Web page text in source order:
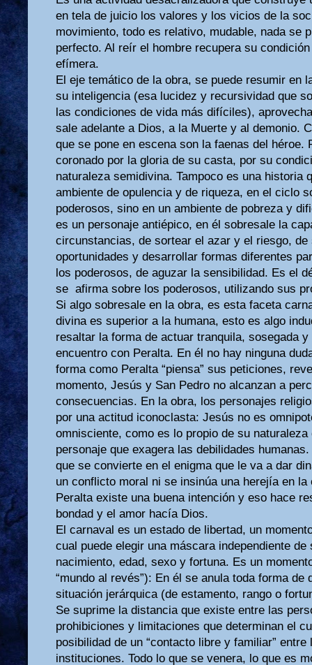
en tela de juicio los valores y los vicios de la
movimiento, todo es relativo, mudable, nada se
perfecto. Al reír el hombre recupera su
efímera.
El eje temático de la obra, se puede resumir en
su inteligencia (esa lucidez y recursividad que
las condiciones de vida más difíciles),
sale adelante a Dios, a la Muerte y al demonio.
que se pone en escena son la faenas del héroe.
coronado por la gloria de su casta, por su
naturaleza semidivina. Tampoco es una historia
ambiente de opulencia y de riqueza, en el ciclo
poderosos, sino en un ambiente de pobreza y
es un personaje antiépico, en él sobresale la
circunstancias, de sortear el azar y el riesgo,
oportunidades y desarrollar formas diferentes
los poderosos, de aguzar la sensibilidad. Es el
se afirma sobre los poderosos, utilizando sus
Si algo sobresale en la obra, es esta faceta
divina es superior a la humana, esto es algo
resaltar la forma de actuar tranquila, sosegada
encuentro con Peralta. En él no hay ninguna
forma como Peralta “piensa” sus peticiones,
momento, Jesús y San Pedro no alcanzan a
consecuencias. En la obra, los personajes
por una actitud iconoclasta: Jesús no es
omnisciente, como es lo propio de su
personaje que exagera las debilidades
que se convierte en el enigma que le va a dar
un conflicto moral ni se insinúa una herejía en
Peralta existe una buena intención y eso hace
bondad y el amor hacía Dios.
El carnaval es un estado de libertad, un
cual puede elegir una máscara independiente
nacimiento, edad, sexo y fortuna. Es un
“mundo al revés”): En él se anula toda forma de
situación jerárquica (de estamento, rango o
Se suprime la distancia que existe entre las
prohibiciones y limitaciones que determinan el
posibilidad de un “contacto libre y familiar”
instituciones. Todo lo que se venera, lo que es